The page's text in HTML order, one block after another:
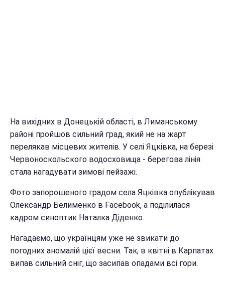
На вихідних в Донецькій області, в Лиманському
районі пройшов сильний град, який не на жарт
перелякав місцевих жителів. У селі Яцківка, на березі
Червоноскольского водосховища - берегова лінія
стала нагадувати зимові пейзажі.
Фото запорошеного градом села Яцківка опублікував
Олександр Белименко в Facebook, а поділилася
кадром синоптик Наталка Діденко.
Нагадаємо, що українцям уже не звикати до
погодних аномалій цієї весни. Так, в квітні в Карпатах
випав сильний сніг, що засипав опадами всі гори.